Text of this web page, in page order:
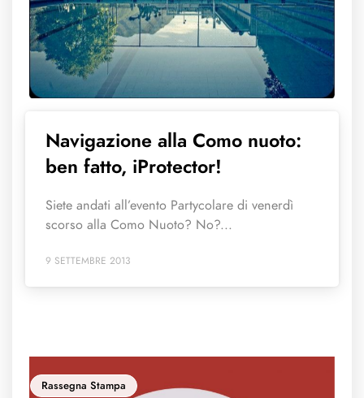
Navigazione alla Como nuoto:
ben fatto, iProtector!
Siete andati all’evento Partycolare di venerdì
scorso alla Como Nuoto? No?...
9 SETTEMBRE 2013
Rassegna Stampa